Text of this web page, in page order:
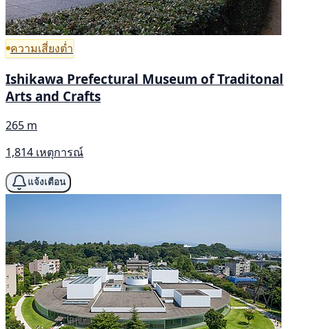
ความเสี่ยงต่ำ
Ishikawa Prefectural Museum of Traditonal
Arts and Crafts
265 m
1,814 เหตุการณ์
แจ้งเตือน